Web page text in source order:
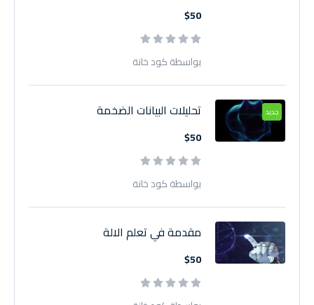
$50
بواسطة كود خانة
جديد تحليلات البيانات الضخمة
$50
بواسطة كود خانة
مقدمة في تعلم الالة
$50